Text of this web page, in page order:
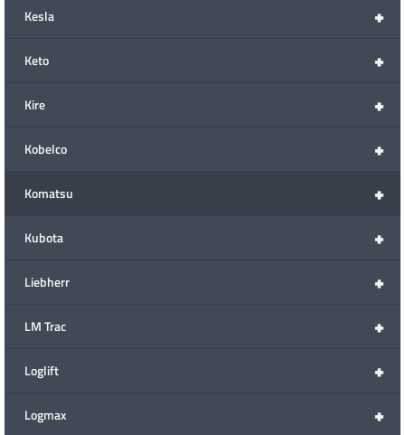
+
Kesla
+
Keto
+
Kire
+
Kobelco
+
Komatsu
+
Kubota
+
Liebherr
+
LM Trac
+
Loglift
+
Logmax